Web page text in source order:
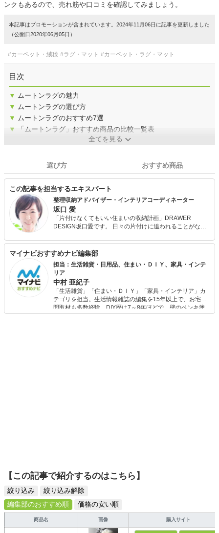
ンクもあるので、売れ筋や口コミを確認してみましょう。
本記事はプロモーションが含まれています。2024年11月06日に記事を更新しました
（公開日2020年06月05日）
#カーペット・絨毯 #ラグ・マット #カーペット・ラグ・マット
目次
▼
ムートンラグの魅力
▼
ムートンラグの選び方
▼
ムートンラグのおすすめ7選
▼
「ムートンラグ」おすすめ商品の比較一覧表
全てを見る
選び方 おすすめ商品
この記事を担当するエキスパート
整理収納アドバイザー・インテリアコーディネーター
坂口 愛
「片付けなくてもいい住まいの収納計画」DRAWER
DESIGN坂口愛です。 日々の片付けに追われることがない
現」をコンセプトに独自のロジックによる「必ず片付く数
の法則」「片づけなくてもいい住まいの収納計画」を提
案。保有資格は整理収納アドバイザー・インテリアコーデ
ィネーター・ライフスタイルプランナーを保有。 住まい
づくりと経験を活かした暮らしに彩を与えるエッセンスを
お伝えしています。セミナー講演、収納モデルルーム設計
など、全国にて活動中。
マイナビおすすめナビ編集部
担当：生活雑貨・日用品、住まい・ＤＩＹ、家具・インテ
リア
中村 亜紀子
「生活雑貨」「住まい・ＤＩＹ」「家具・インテリア」カ
テゴリを担当。生活情報雑誌の編集を15年以上で、お宅訪
問取材も多数経験。DIY歴は7～8年ほどで、壁のペンキ塗
りや壁紙チェンジなどもチャレンジ済み。初心者でもモノ
【この記事で紹介するのはこちら】
絞り込み
絞り込み解除
編集部のおすすめ順
価格の安い順
商品名 画像 購入サイト